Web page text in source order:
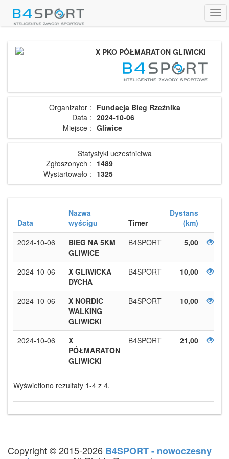
X PKO PÓŁMARATON GLIWICKI
Organizator : Fundacja Bieg Rzeźnika
Data : 2024-10-06
Miejsce : Gliwice
Statystyki uczestnictwa
Zgłoszonych : 1489
Wystartowało : 1325
Data
Nazwa
wyścigu
Timer
Dystans
(km)
2024-10-06
BIEG NA 5KM
GLIWICE
B4SPORT 5,00
2024-10-06
X GLIWICKA
DYCHA
B4SPORT 10,00
2024-10-06
X NORDIC
WALKING
GLIWICKI
B4SPORT 10,00
2024-10-06
X
PÓŁMARATON
GLIWICKI
B4SPORT 21,00
Wyświetlono rezultaty 1-4 z 4.
Copyright © 2015-2026 B4SPORT - nowoczesny